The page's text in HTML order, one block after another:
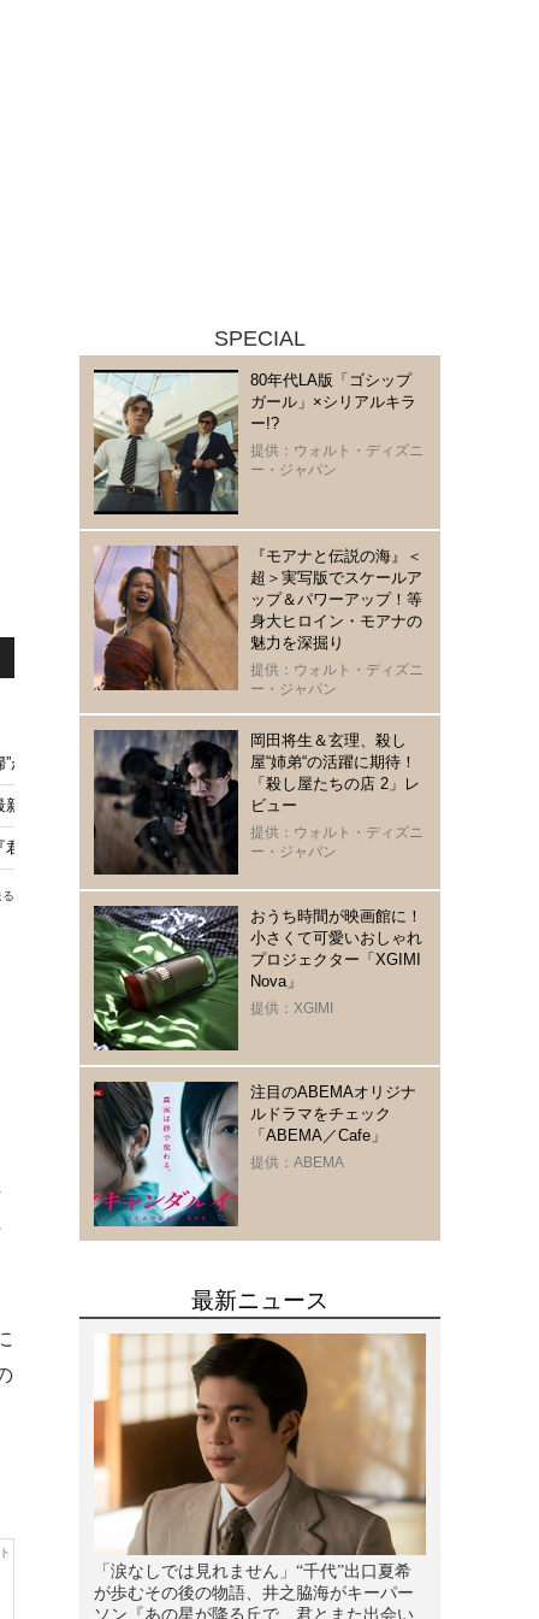
帰ってくる！ “続編”秋放送へ
作『私がビーバーになる時』日本版声優として参加
の顔では泣けない』2月20日よりPrime Videoで見放題配信開始
SPECIAL
80年代LA版「ゴシップ
ガール」×シリアルキラ
ー!?
提供：ウォルト・ディズニ
ー・ジャパン
『モアナと伝説の海』＜
超＞実写版でスケールア
ップ＆パワーアップ！等
身大ヒロイン・モアナの
魅力を深掘り
提供：ウォルト・ディズニ
ー・ジャパン
岡田将生＆玄理、殺し
屋“姉弟“の活躍に期待！
「殺し屋たちの店 2」レ
ビュー
提供：ウォルト・ディズニ
ー・ジャパン
おうち時間が映画館に！
小さくて可愛いおしゃれ
プロジェクター「XGIMI
Nova」
提供：XGIMI
注目のABEMAオリジナ
ルドラマをチェック
「ABEMA／Cafe」
提供：ABEMA